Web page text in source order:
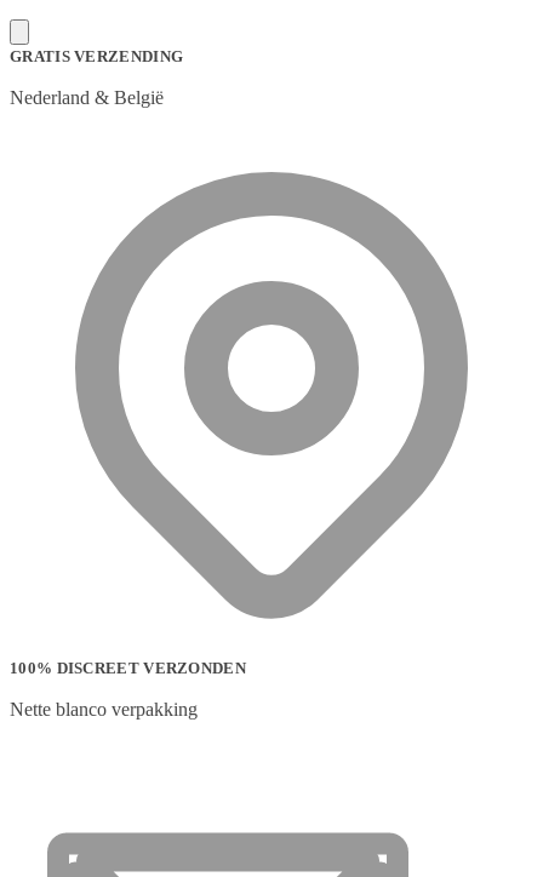
GRATIS VERZENDING
Nederland & België
100% DISCREET VERZONDEN
Nette blanco verpakking